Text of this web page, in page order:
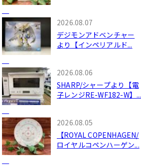
2026.08.07
デジモンアドベンチャー
より【インペリアルド...
2026.08.06
SHARP/シャープより【電
子レンジRE-WF182-W】...
2026.08.05
【ROYAL COPENHAGEN/
ロイヤルコペンハーゲン...